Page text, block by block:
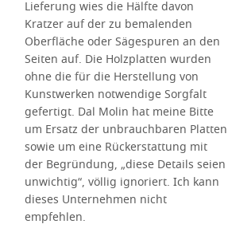
Lieferung wies die Hälfte davon
Kratzer auf der zu bemalenden
Oberfläche oder Sägespuren an den
Seiten auf. Die Holzplatten wurden
ohne die für die Herstellung von
Kunstwerken notwendige Sorgfalt
gefertigt. Dal Molin hat meine Bitte
um Ersatz der unbrauchbaren Platten
sowie um eine Rückerstattung mit
der Begründung, „diese Details seien
unwichtig“, völlig ignoriert. Ich kann
dieses Unternehmen nicht
empfehlen.